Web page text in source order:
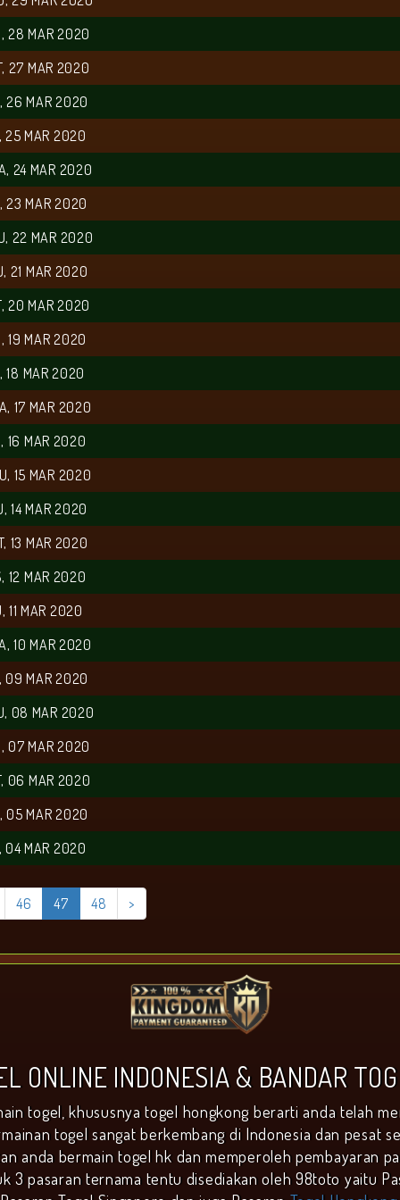
28 MAR 2020
27 MAR 2020
26 MAR 2020
25 MAR 2020
24 MAR 2020
23 MAR 2020
22 MAR 2020
21 MAR 2020
20 MAR 2020
19 MAR 2020
18 MAR 2020
17 MAR 2020
16 MAR 2020
15 MAR 2020
14 MAR 2020
13 MAR 2020
12 MAR 2020
11 MAR 2020
10 MAR 2020
09 MAR 2020
08 MAR 2020
07 MAR 2020
06 MAR 2020
05 MAR 2020
04 MAR 2020
46 47 48 >
ONLINE INDONESIA & BANDAR
togel, khususnya togel hongkong berarti anda telah
togel sangat berkembang di Indonesia dan pesat
anda bermain togel hk dan memperoleh pembayaran
3 pasaran ternama tentu disediakan oleh 98toto yaitu